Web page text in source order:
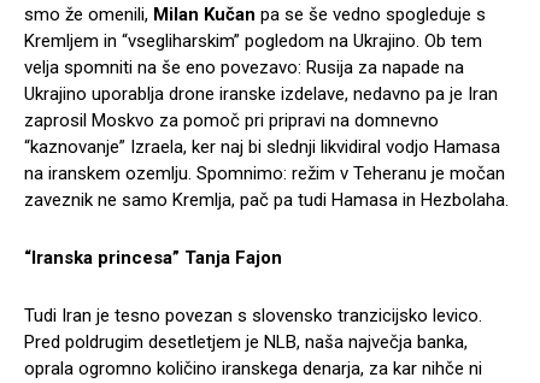
smo že omenili, Milan Kučan pa se še vedno spogleduje s
Kremljem in “vsegliharskim” pogledom na Ukrajino. Ob tem
velja spomniti na še eno povezavo: Rusija za napade na
Ukrajino uporablja drone iranske izdelave, nedavno pa je Iran
zaprosil Moskvo za pomoč pri pripravi na domnevno
“kaznovanje” Izraela, ker naj bi slednji likvidiral vodjo Hamasa
na iranskem ozemlju. Spomnimo: režim v Teheranu je močan
zaveznik ne samo Kremlja, pač pa tudi Hamasa in Hezbolaha.
“Iranska princesa” Tanja Fajon
Tudi Iran je tesno povezan s slovensko tranzicijsko levico.
Pred poldrugim desetletjem je NLB, naša največja banka,
oprala ogromno količino iranskega denarja, za kar nihče ni